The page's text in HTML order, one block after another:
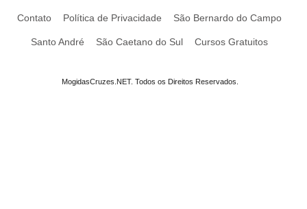
Contato Política de Privacidade São Bernardo do Campo
Santo André São Caetano do Sul Cursos Gratuitos
MogidasCruzes.NET. Todos os Direitos Reservados.